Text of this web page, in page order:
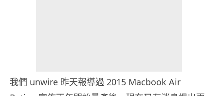
我們 unwire 昨天報導過 2015 Macbook Air